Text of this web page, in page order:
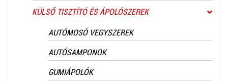
KÜLSŐ TISZTÍTÓ ÉS ÁPOLÓSZEREK
AUTÓMOSÓ VEGYSZEREK
AUTÓSAMPONOK
GUMIÁPOLÓK